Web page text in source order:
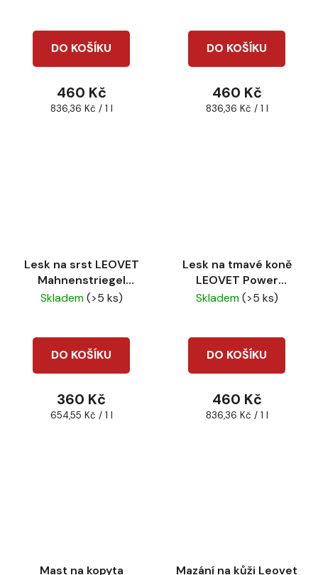
DO KOŠÍKU
460 Kč
Měrná
836,36 Kč / 1 l
DO KOŠÍKU
460 Kč
Měrná
836,36 Kč / 1 l
Lesk na srst LEOVET
Mahnenstriegel
550ml
Skladem(>5 ks)
DO KOŠÍKU
360 Kč
Měrná
654,55 Kč / 1 l
Lesk na tmavé koně
LEOVET Power
striegel 550 ml
Skladem(>5 ks)
DO KOŠÍKU
460 Kč
Měrná
836,36 Kč / 1 l
Mast na kopyta Mazání na kůži Leovet